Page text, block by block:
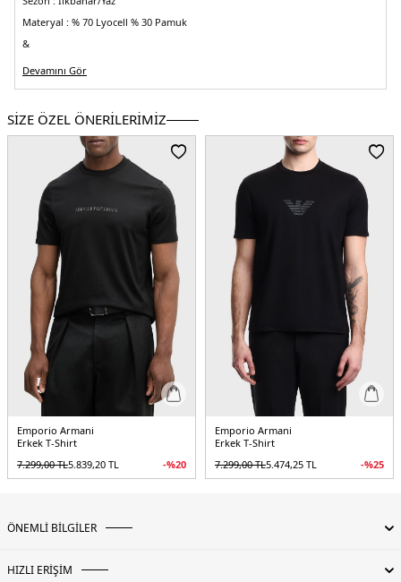
Materyal : % 70 Lyocell % 30 Pamuk
&
Yaka Bilgisi :
&
Kalıp Bilgisi :Relaxed Fit
Üretim Yeri :
5DY13R1TBC1JUVZ0101.25
Devamını Gör
SİZE ÖZEL ÖNERİLERİMİZ
Emporio Armani
Erkek T-Shirt
7.299,00TL5.839,20 TL -%20
Emporio Armani
Erkek T-Shirt
7.299,00TL5.474,25 TL -%25
ÖNEMLİ BİLGİLER
HIZLI ERİŞİM